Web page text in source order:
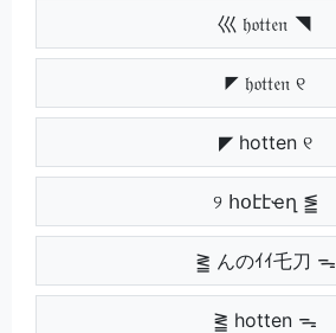
巛 𝔥𝔬𝔱𝔱𝔢𝔫 ◥
◤ 𝔥𝔬𝔱𝔱𝔢𝔫 ୧
◤ hotten ୧
୨ հօէէҽղ ⪑
⪒ んのｲｲ乇刀 ᯓ
⪒ hotten ᯓ